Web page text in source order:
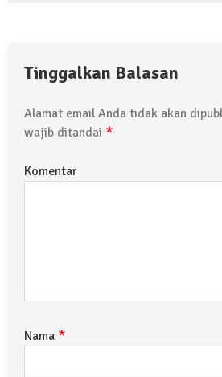
Tinggalkan Balasan
Alamat email Anda tidak akan
wajib ditandai *
Komentar
Nama *